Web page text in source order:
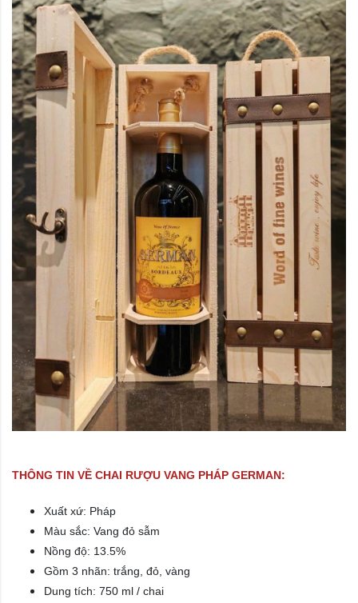
THÔNG TIN VỀ CHAI RƯỢU VANG PHÁP GERMAN:
Xuất xứ: Pháp
Màu sắc: Vang đỏ sẫm
Nồng độ: 13.5%
Gồm 3 nhãn: trắng, đỏ, vàng
Dung tích: 750 ml / chai